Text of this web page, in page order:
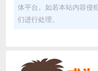
体平台。如若本站内容侵
们进行处理。